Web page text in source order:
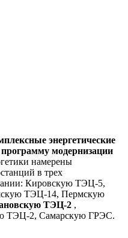
энергетические
модернизации
намерены
в трех
Кировскую ТЭЦ-5,
ТЭЦ-14, Пермскую
ТЭЦ-2 ,
ТЭЦ-2, Самарскую ГРЭС.